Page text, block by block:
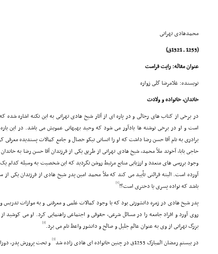
محمدهادى تهرانى
(1253 ـ 1321ق)
عنوان مقاله: رایت فراست
نویسنده: غلامرضا گلى زواره
خاندان، خانواده و ولادت
در برخى از کتاب هاى رجالى و در پاره اى از آثار شیخ هادى تهرانى به این نکته اشاره شده
است و او در برخى نوشته ها یادآور مى شود که وحید بهبهانى عمویش مى باشد. در این
برادرى به نام آقا حسن رضا داشت که او را انسانى نیکو خصال و جامع کمالات پسندیده معرفى
حاجى بابا، آخوند ملاّ محمد، شیخ هادى تهرانى از طریق یکى از فرزندان آقا حسن رضا به
وجود بررسى هاى متعدد و ارزیابى منابع مرتبط روشن نگردید که این شخصیت به وسیله کدام
آورده است. البته قرائنى تأیید مى کند که ملاّ محمد امین پدر شیخ هادى از فرزندان یکى از
باشد که نواده پسرى یا دخترى است؟![1]
پدر شیخ هادى در زمره دانشورنى بود که با وجود کمالات علمى و معرفتى و به موازات تدریس
روى آورد و افراد جامعه را در مسائل شرعى، حقوقى و اجتماعى راهنمایى کرد. او مى کوشید
بزرگ تهرانى از وى به عنوان عالم جلیل و صالح و دانشور واعظ نام مى برد.[2]
در بیستم رمضان المبارک 1253ق در چنین خانواده اى هادى زاده شد [3]
و تحت پرورش پدر،